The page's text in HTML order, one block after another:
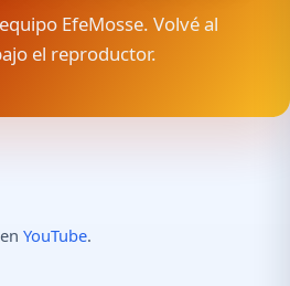
EfeMosse. Volvé al
el reproductor.
YouTube.